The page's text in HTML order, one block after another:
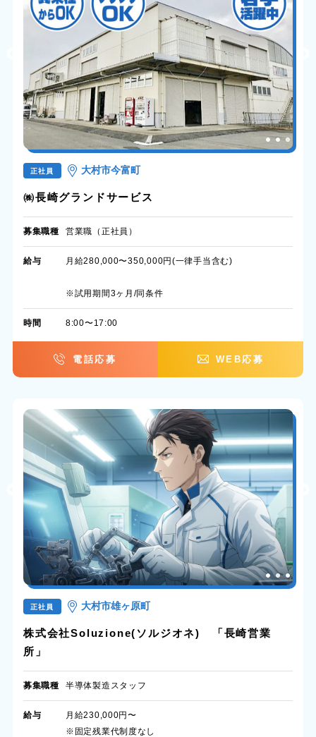
正社員 大村市今富町
㈱長崎グランドサービス
募集職種 営業職（正社員）
給与 月給280,000〜350,000円(一律手当含む)
※試用期間3ヶ月/同条件
時間 8:00〜17:00
電話応募 WEB応募
正社員 大村市雄ヶ原町
株式会社Soluzione(ソルジオネ) 「長崎営業
所」
募集職種 半導体製造スタッフ
給与
月給230,000円〜
※固定残業代制度なし